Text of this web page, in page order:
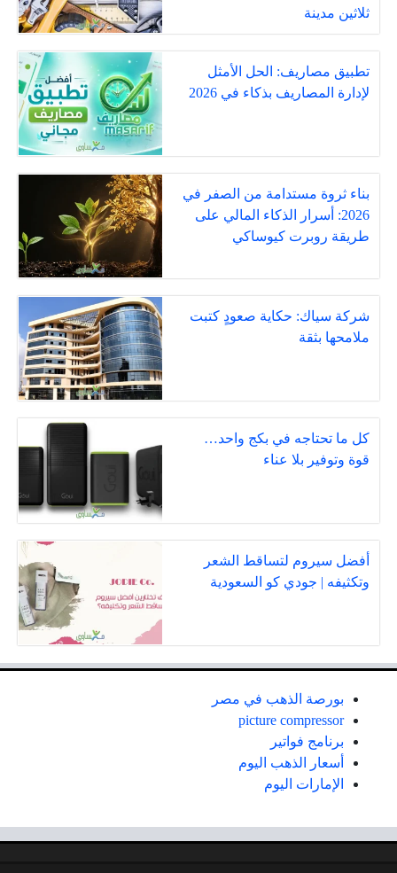
ثلاثين مدينة
تطبيق مصاريف: الحل الأمثل
لإدارة المصاريف بذكاء في 2026
بناء ثروة مستدامة من الصفر في
2026: أسرار الذكاء المالي على
طريقة روبرت كيوساكي
شركة سياك: حكاية صعودٍ كتبت
ملامحها بثقة
كل ما تحتاجه في بكج واحد…
قوة وتوفير بلا عناء
أفضل سيروم لتساقط الشعر
وتكثيفه | جودي كو السعودية
بورصة الذهب في مصر
picture compressor
برنامج فواتير
أسعار الذهب اليوم
الإمارات اليوم